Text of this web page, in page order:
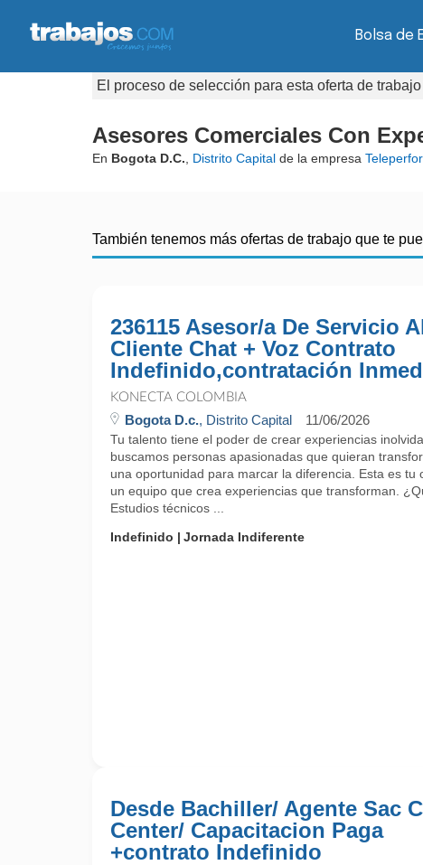
Bolsa de
El proceso de selección para esta oferta de
Asesores Comerciales Con
En Bogota D.C. Distrito Capital de la empresa
También tenemos más ofertas de trabajo que te
236115 Asesor/a De Servicio
Cliente Chat + Voz Contrato
Indefinido,contratación
KONECTA COLOMBIA
Bogota D.c., Distrito Capital 11/06/2026
Tu talento tiene el poder de crear experiencias
buscamos personas apasionadas que quieran
una oportunidad para marcar la diferencia. Esta es tu
un equipo que crea experiencias que transforman.
Estudios técnicos ...
Indefinido
Jornada Indiferente
Desde Bachiller/ Agente Sac
Center/ Capacitacion Paga
+contrato Indefinido